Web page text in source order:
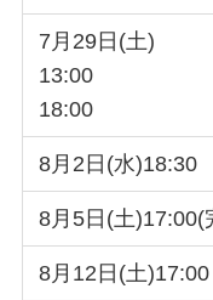
7月29日(土)
13:00
18:00
8月2日(水)18:30
8月5日(土)17:00(
8月12日(土)17:00